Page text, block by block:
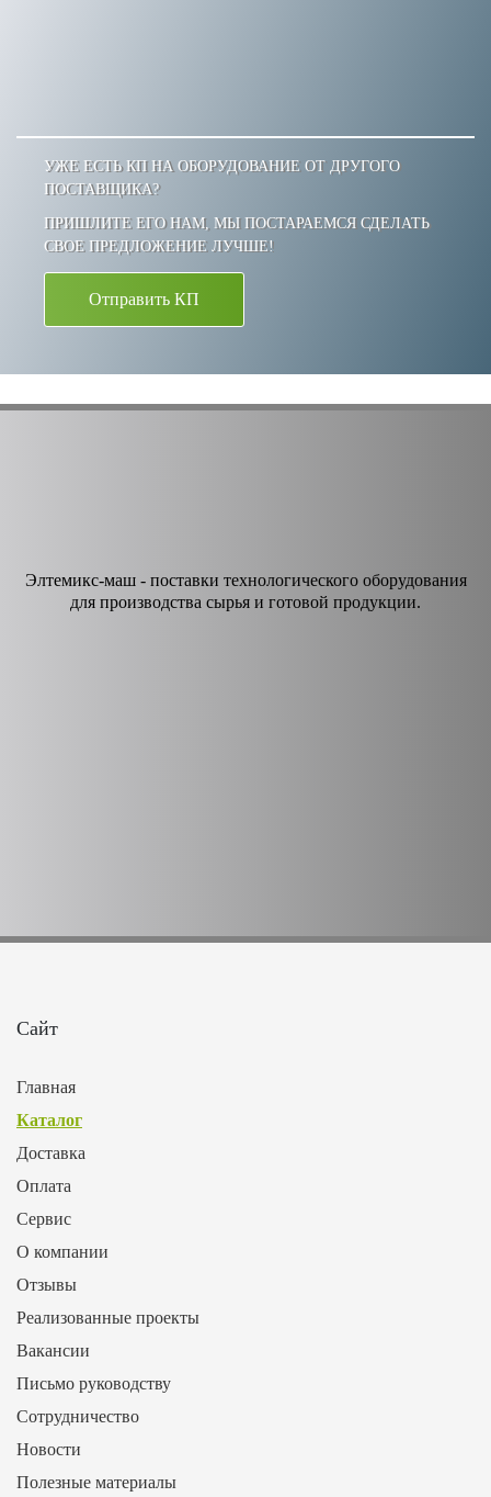
УЖЕ ЕСТЬ КП НА ОБОРУДОВАНИЕ ОТ ДРУГОГО
ПОСТАВЩИКА?
ПРИШЛИТЕ ЕГО НАМ, МЫ ПОСТАРАЕМСЯ СДЕЛАТЬ
СВОЕ ПРЕДЛОЖЕНИЕ ЛУЧШЕ!
Отправить КП
Элтемикс-маш - поставки технологического оборудования
для производства сырья и готовой продукции.
Сайт
Главная
Каталог
Доставка
Оплата
Сервис
О компании
Отзывы
Реализованные проекты
Вакансии
Письмо руководству
Сотрудничество
Новости
Полезные материалы